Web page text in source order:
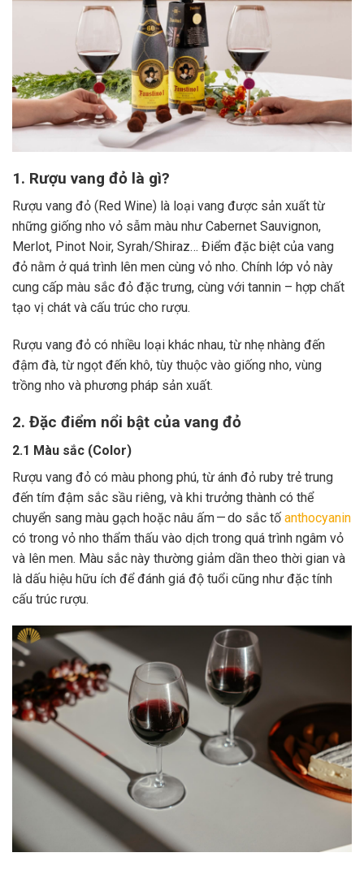
1. Rượu vang đỏ là gì?
Rượu vang đỏ (Red Wine) là loại vang được sản xuất từ
những giống nho vỏ sẫm màu như Cabernet Sauvignon,
Merlot, Pinot Noir, Syrah/Shiraz… Điểm đặc biệt của vang
đỏ nằm ở quá trình lên men cùng vỏ nho. Chính lớp vỏ này
cung cấp màu sắc đỏ đặc trưng, cùng với tannin – hợp chất
tạo vị chát và cấu trúc cho rượu.
Rượu vang đỏ có nhiều loại khác nhau, từ nhẹ nhàng đến
đậm đà, từ ngọt đến khô, tùy thuộc vào giống nho, vùng
trồng nho và phương pháp sản xuất.
2. Đặc điểm nổi bật của vang đỏ
2.1 Màu sắc (Color)
Rượu vang đỏ có màu phong phú, từ ánh đỏ ruby trẻ trung
đến tím đậm sắc sầu riêng, và khi trưởng thành có thể
chuyển sang màu gạch hoặc nâu ấm — do sắc tố anthocyanin
có trong vỏ nho thẩm thấu vào dịch trong quá trình ngâm vỏ
và lên men. Màu sắc này thường giảm dần theo thời gian và
là dấu hiệu hữu ích để đánh giá độ tuổi cũng như đặc tính
cấu trúc rượu.